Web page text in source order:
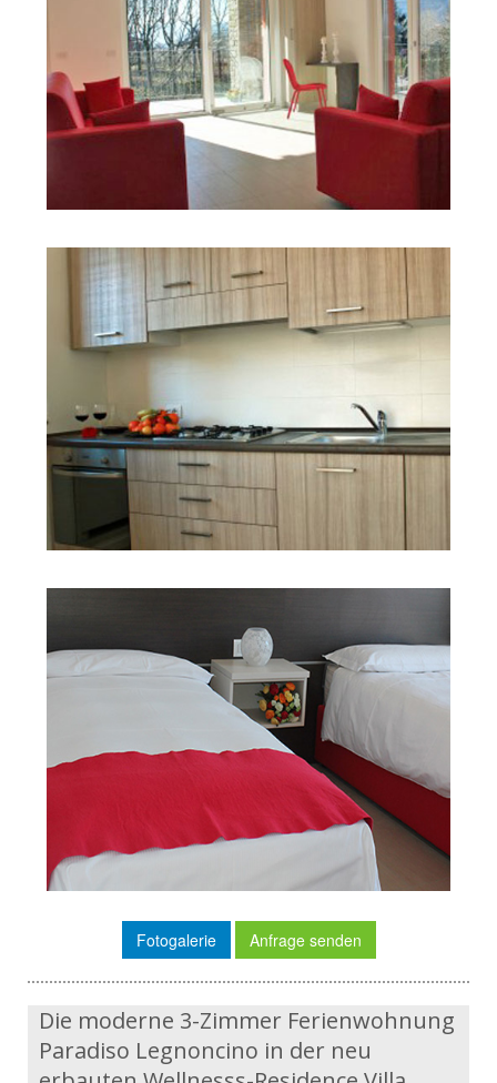
Fotogalerie Anfrage senden
Die moderne 3-Zimmer Ferienwohnung
Paradiso Legnoncino in der neu